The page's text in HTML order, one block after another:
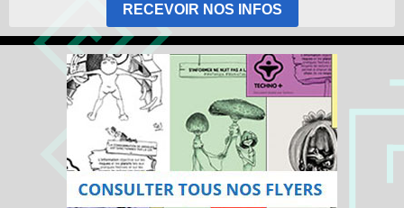
RECEVOIR NOS INFOS